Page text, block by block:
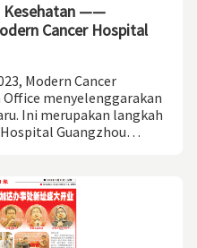
Kesehatan ——
Cancer Hospital
Modern Cancer
menyelenggarakan
Ini merupakan langkah
Guangzhou